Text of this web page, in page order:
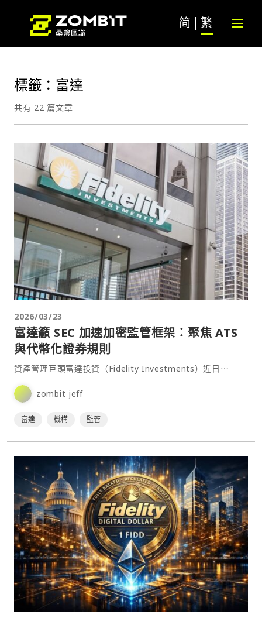
简 繁
標籤：富達
共有 22 篇文章
2026/03/23
富達籲 SEC 加速加密監管框架：聚焦 ATS
與代幣化證券規則
資產管理巨頭富達投資（Fidelity Investments）近日⋯
zombit jeff
富達 機構 監管